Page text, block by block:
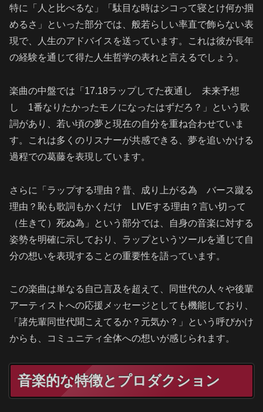
特に「人と比べるな」「駄目な時はシコって寝とけ何か掴
めるさ」といった部分では、般若らしい率直で飾らない表
現で、人生のアドバイスを送っています。これは彼が長年
の経験を通じて得た人生哲学の表れと言えるでしょう。
楽曲の中盤では「17.18ラップしてた夜通し 未来予想
し 1番なりたかったモノになったはずだろ？」という歌
詞があり、若い頃の夢と現在の自分を重ね合わせていま
す。これは多くのリスナーが共感できる、夢を追いかける
過程での葛藤を表現しています。
さらに「ラップする理由？昔、成り上がる為 バース蹴る
理由？恥も歌詞もかくだけ LIVEする理由？言い切って
（生きて）死ぬ為」という部分では、自身の音楽に対する
姿勢を明確に示しており、ラップというツールを通じて自
分の想いを表現することの重要性を語っています。
この楽曲は単なる自己言及を超えて、同世代の人々や後輩
アーティストへの応援メッセージとしても機能しており、
「諸先輩同世代聞こえてるか？元気か？」という呼びかけ
からも、コミュニティ全体への想いが感じられます。
音楽的な特徴とプロダクション